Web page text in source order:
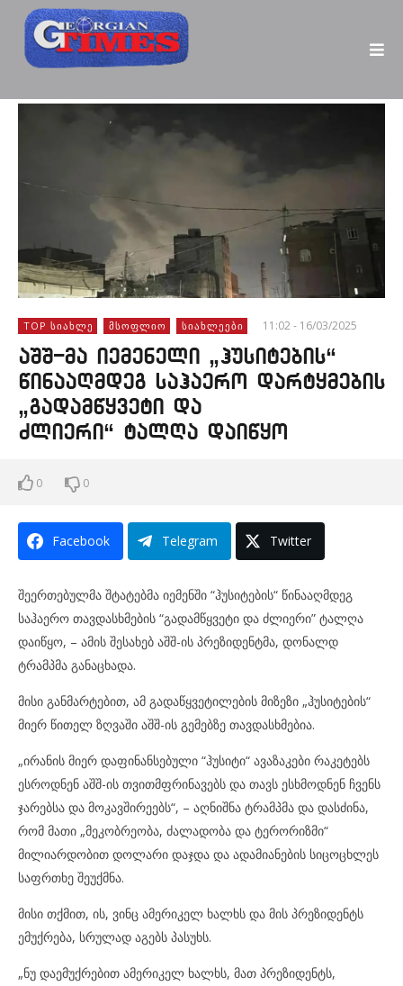
TOP ᲡᲘᲐᲮᲚᲔ ᲛᲡᲝᲤᲚᲘᲝ ᲡᲘᲐᲮᲚᲔᲔᲑᲘ 11:02 - 16/03/2025
აშშ-მა იემენელი „ჰუსიტების“
წინააღმდეგ საჰაერო დარტყმების
„გადამწყვეტი და
ძლიერი“ ტალღა დაიწყო
0 0
Facebook Telegram Twitter
შეერთებულმა შტატებმა იემენში “ჰუსიტების“ წინააღმდეგ
საჰაერო თავდასხმების “გადამწყვეტი და ძლიერი” ტალღა
დაიწყო, – ამის შესახებ აშშ-ის პრეზიდენტმა, დონალდ
ტრამპმა განაცხადა.
მისი განმარტებით, ამ გადაწყვეტილების მიზეზი „ჰუსიტების“
მიერ წითელ ზღვაში აშშ-ის გემებზე თავდასხმებია.
„ირანის მიერ დაფინანსებული “ჰუსიტი“ ავაზაკები რაკეტებს
ესროდნენ აშშ-ის თვითმფრინავებს და თავს ესხმოდნენ ჩვენს
ჯარებსა და მოკავშირეებს“, – აღნიშნა ტრამპმა და დასძინა,
რომ მათი „მეკობრეობა, ძალადობა და ტერორიზმი“
მილიარდობით დოლარი დაჯდა და ადამიანების სიცოცხლეს
საფრთხე შეუქმნა.
მისი თქმით, ის, ვინც ამერიკელ ხალხს და მის პრეზიდენტს
ემუქრება, სრულად აგებს პასუხს.
„ნუ დაემუქრებით ამერიკელ ხალხს, მათ პრეზიდენტს,